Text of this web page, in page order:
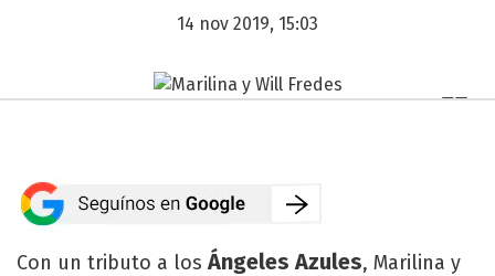
14 nov 2019, 15:03
Con un tributo a losÁngeles Azules, Marilina y